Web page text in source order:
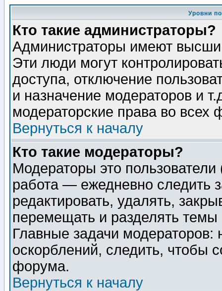
Уровни
Кто такие администраторы?
Администраторы имеют
Эти люди могут
доступа, отключение
и назначение модераторов и
модераторские права во всех
Вернуться к началу
Кто такие модераторы?
Модераторы это
работа — ежедневно следить
редактировать, удалять,
перемещать и разделять
Главные задачи
оскорблений, следить, чтобы
форума.
Вернуться к началу